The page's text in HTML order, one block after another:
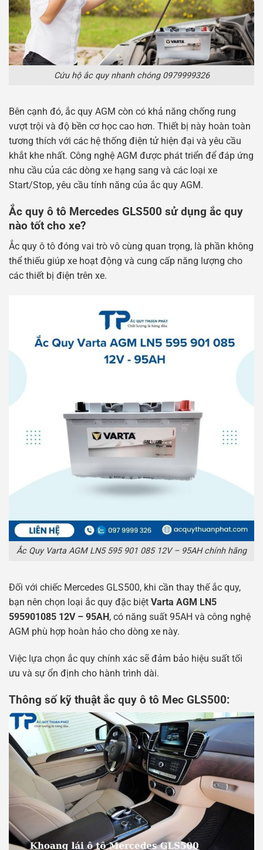
Cứu hộ ắc quy nhanh chóng 0979999326
Bên cạnh đó, ắc quy AGM còn có khả năng chống rung
vượt trội và độ bền cơ học cao hơn. Thiết bị này hoàn toàn
tương thích với các hệ thống điện tử hiện đại và yêu cầu
khắt khe nhất. Công nghệ AGM được phát triển để đáp ứng
nhu cầu của các dòng xe hạng sang và các loại xe
Start/Stop, yêu cầu tính năng của ắc quy AGM.
Ắc quy ô tô Mercedes GLS500 sử dụng ắc quy
nào tốt cho xe?
Ắc quy ô tô đóng vai trò vô cùng quan trọng, là phần không
thể thiếu giúp xe hoạt động và cung cấp năng lượng cho
các thiết bị điện trên xe.
Ắc Quy Varta AGM LN5 595 901 085 12V – 95AH chính hãng
Đối với chiếc Mercedes GLS500, khi cần thay thế ắc quy,
bạn nên chọn loại ắc quy đặc biệt Varta AGM LN5
595901085 12V – 95AH, có năng suất 95AH và công nghệ
AGM phù hợp hoàn hảo cho dòng xe này.
Việc lựa chọn ắc quy chính xác sẽ đảm bảo hiệu suất tối
ưu và sự ổn định cho hành trình dài.
Thông số kỹ thuật ắc quy ô tô Mec GLS500: